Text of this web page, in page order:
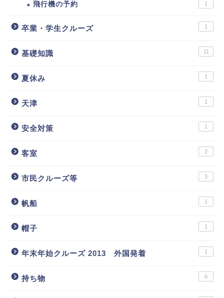
飛行機の予約 1
卒業・学生クルーズ 1
基礎知識 11
夏休み 1
天津 1
安全対策 1
客室 2
市民クルーズ等 3
帆船 1
帽子 1
年末年始クルーズ 2013 外国発着 1
持ち物 6